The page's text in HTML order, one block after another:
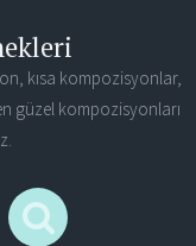
kısa kompozisyonlar,
güzel kompozisyonları